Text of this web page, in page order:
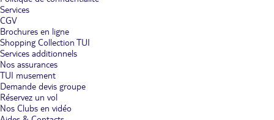
Services
CGV
Brochures en ligne
Shopping Collection TUI
Services additionnels
Nos assurances
TUI musement
Demande devis groupe
Réservez un vol
Nos Clubs en vidéo